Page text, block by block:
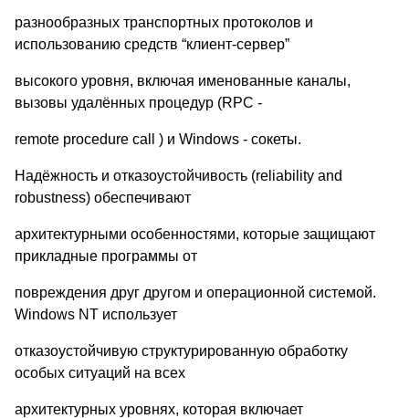
разнообразных транспортных протоколов и
использованию средств “клиент-сервер”
высокого уровня, включая именованные каналы,
вызовы удалённых процедур (RPC -
remote procedure call ) и Windows - сокеты.
Надёжность и отказоустойчивость (reliability and
robustness) обеспечивают
архитектурными особенностями, которые защищают
прикладные программы от
повреждения друг другом и операционной системой.
Windows NT использует
отказоустойчивую структурированную обработку
особых ситуаций на всех
архитектурных уровнях, которая включает